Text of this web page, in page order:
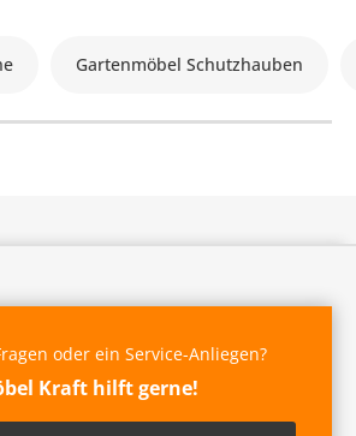
Gartenmöbel Schutzhauben
oder ein Service-Anliegen?
Kraft hilft gerne!